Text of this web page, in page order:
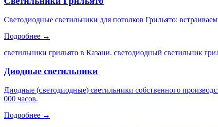
Светодиодные светильники для потолков Грильято:
Подробнее →
светильники грильято в Казани. светодиодный светильник
Диодные светильники
Диодные (светодиодные) светильники собственного
000 часов.
Подробнее →